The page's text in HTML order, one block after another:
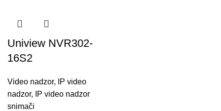
Uniview NVR302-
16S2
Video nadzor,
IP video
nadzor,
IP video nadzor
snimači